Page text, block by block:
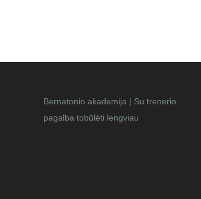
Bernatonio akademija | Su trenerio
pagalba tobūlėti lengviau